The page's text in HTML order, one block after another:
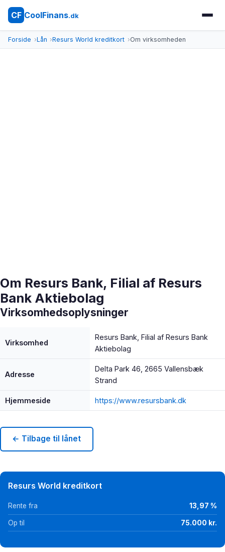
CF CoolFinans.dk
Forside Lån Resurs World kreditkort Om virksomheden
Om Resurs Bank, Filial af Resurs
Bank Aktiebolag
Virksomhedsoplysninger
Virksomhed
Resurs Bank, Filial af Resurs Bank
Aktiebolag
Adresse
Delta Park 46, 2665 Vallensbæk
Strand
Hjemmeside https://www.resursbank.dk
← Tilbage til lånet
Resurs World kreditkort
Rente fra 13,97 %
Op til 75.000 kr.